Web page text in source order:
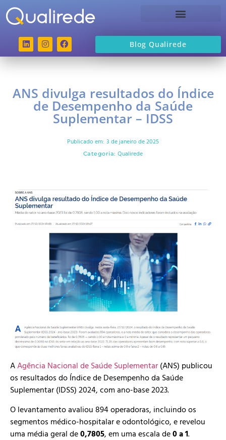
Blog Qualirede
ANS divulga resultados do Índice
de Desempenho da Saúde
Suplementar – IDSS
Publicado em: 3 de janeiro de 2025
Categoria:Qualirede
AAgência Nacional de Saúde Suplementar (ANS) publicou
os resultados do Índice de Desempenho da Saúde
Suplementar (IDSS) 2024, com ano-base 2023.
O levantamento avaliou 894 operadoras, incluindo os
segmentos médico-hospitalar e odontológico, e revelou
uma média geral de0,7805, em uma escala de0 a 1.